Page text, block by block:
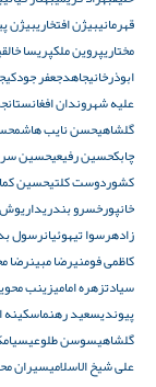
قهرمانیبیژن افتخاریبیژن
مختاریپروین ملکپریسا
ابوذرخانیجاهدجعفر جودکی
علیه شهروندان افغانستان
گلشاهیحسن نایب هاشم
چابکحسین رفیعیحسین
کشوردوست کلتیحسین
خانپورخسرو بندری
زادهرسوا تیهوئیانرسول
کاظمی فومنیرضا مبینرضا
سیادتزهره امامیزینب محوی
پیوندیسعید رهنماسکینه
گلشاهیسوسن طلوعی
علی شیخ الاسلامیسیران